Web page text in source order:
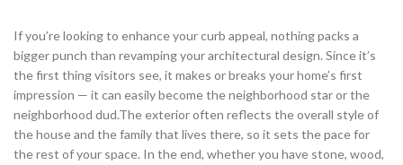
If you’re looking to enhance your curb appeal, nothing packs a
bigger punch than revamping your architectural design. Since it’s
the first thing visitors see, it makes or breaks your home’s first
impression — it can easily become the neighborhood star or the
neighborhood dud.The exterior often reflects the overall style of
the house and the family that lives there, so it sets the pace for
the rest of your space. In the end, whether you have stone, wood,